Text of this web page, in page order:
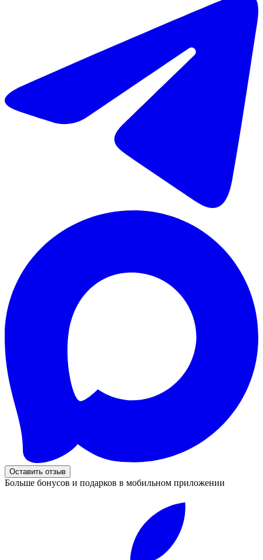
Оставить отзыв
Больше бонусов и подарков в мобильном приложении